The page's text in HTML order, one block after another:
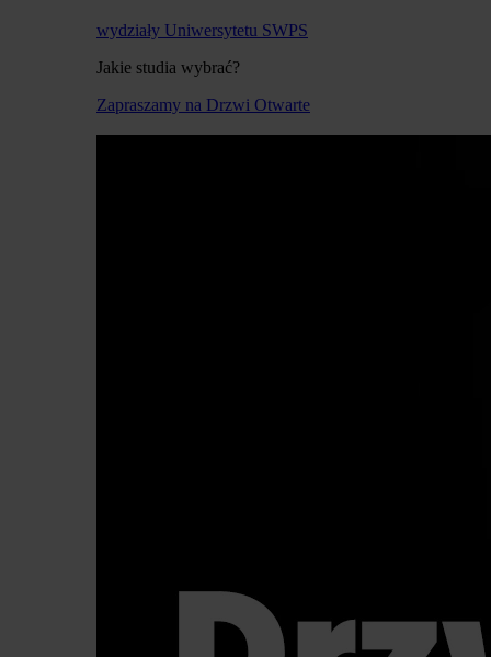
wydziały Uniwersytetu SWPS
Jakie studia wybrać?
Zapraszamy na Drzwi Otwarte